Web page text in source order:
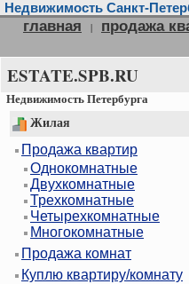
Недвижимость Санкт-
главная | продажа
ESTATE.SPB.RU
Недвижимость Петербурга
Жилая
Продажа квартир
Однокомнатные
Двухкомнатные
Трехкомнатные
Четырехкомнатные
Многокомнатные
Продажа комнат
Куплю квартиру/комнату